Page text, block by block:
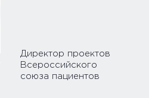
Директор проектов
Всероссийского
союза пациентов